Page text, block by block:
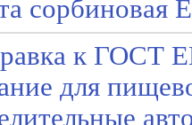
сорбиновая
к ГОСТ
для